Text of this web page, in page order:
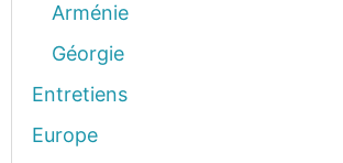
Arménie
Géorgie
Entretiens
Europe